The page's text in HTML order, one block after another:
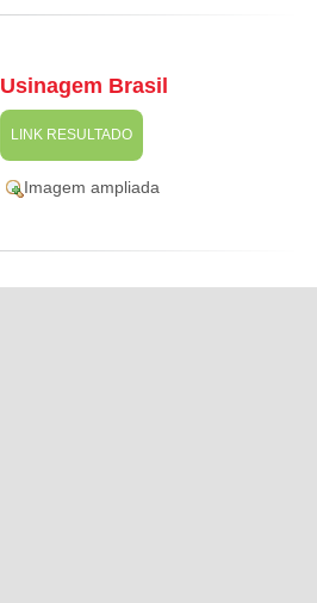
Usinagem Brasil
LINK RESULTADO
Imagem ampliada